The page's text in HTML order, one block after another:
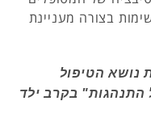
בצורה מעניינת
נושא הטיפול
התנהגות" בקרב ילד